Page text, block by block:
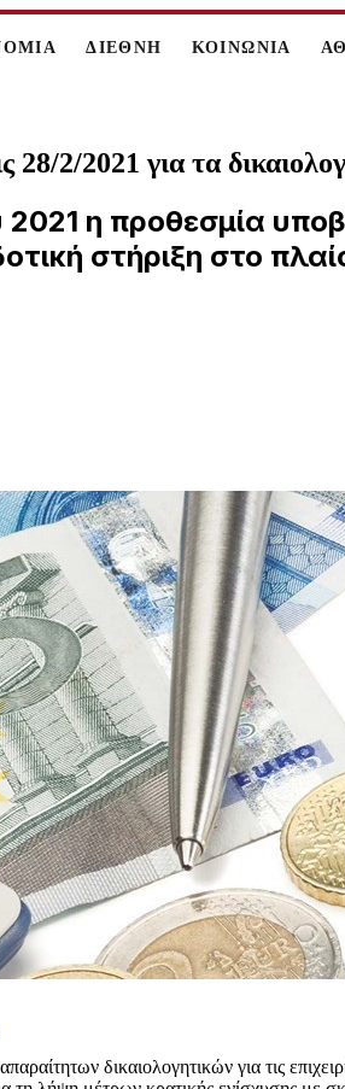
ΔΙΕΘΝΗ ΚΟΙΝΩΝΙΑ
2/2021 για τα
η προθεσμία
στήριξη στο
δικαιολογητικών για τις